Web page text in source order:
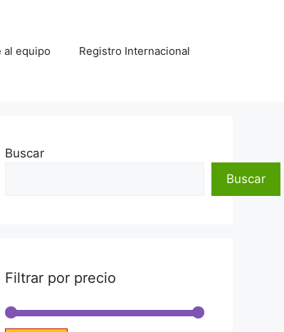
al equipo Registro Internacional
Buscar
Buscar
Filtrar por precio